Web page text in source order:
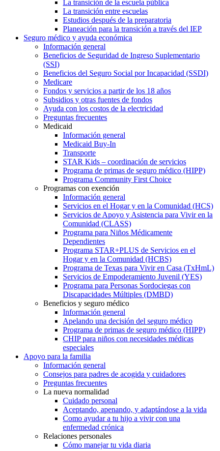
La transición de la escuela pública
La transición entre escuelas
Estudios después de la preparatoria
Planeación para la transición a través del IEP
Seguro médico y ayuda económica
Información general
Beneficios de Seguridad de Ingreso Suplementario
(SSI)
Beneficios del Seguro Social por Incapacidad (SSDI)
Medicare
Fondos y servicios a partir de los 18 años
Subsidios y otras fuentes de fondos
Ayuda con los costos de la electricidad
Preguntas frecuentes
Medicaid
Información general
Medicaid Buy-In
Transporte
STAR Kids – coordinación de servicios
Programa de primas de seguro médico (HIPP)
Programa Community First Choice
Programas con exención
Información general
Servicios en el Hogar y en la Comunidad (HCS)
Servicios de Apoyo y Asistencia para Vivir en la
Comunidad (CLASS)
Programa para Niños Médicamente
Dependientes
Programa STAR+PLUS de Servicios en el
Hogar y en la Comunidad (HCBS)
Programa de Texas para Vivir en Casa (TxHmL)
Servicios de Empoderamiento Juvenil (YES)
Programa para Personas Sordociegas con
Discapacidades Múltiples (DMBD)
Beneficios y seguro médico
Información general
Apelando una decisión del seguro médico
Programa de primas de seguro médico (HIPP)
CHIP para niños con necesidades médicas
especiales
Apoyo para la familia
Información general
Consejos para padres de acogida y cuidadores
Preguntas frecuentes
La nueva normalidad
Cuidado personal
Aceptando, apenando, y adaptándose a la vida
Como ayudar a tu hijo a vivir con una
enfermedad crónica
Relaciones personales
Cómo manejar tu vida diaria